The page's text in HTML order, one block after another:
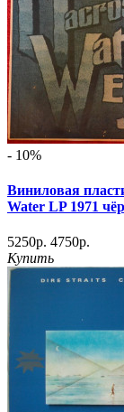
- 10%
Виниловая
Water LP 1971
5250р. 4750р.
Купить